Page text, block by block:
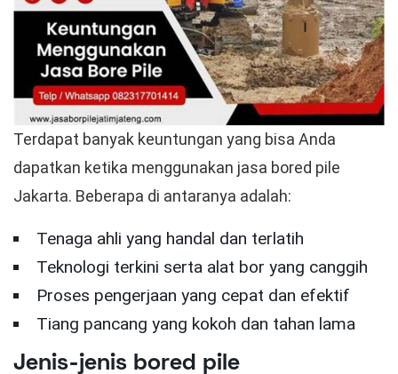
Terdapat banyak keuntungan yang bisa Anda
dapatkan ketika menggunakan jasa bored pile
Jakarta. Beberapa di antaranya adalah:
Tenaga ahli yang handal dan terlatih
Teknologi terkini serta alat bor yang canggih
Proses pengerjaan yang cepat dan efektif
Tiang pancang yang kokoh dan tahan lama
Jenis-jenis bored pile